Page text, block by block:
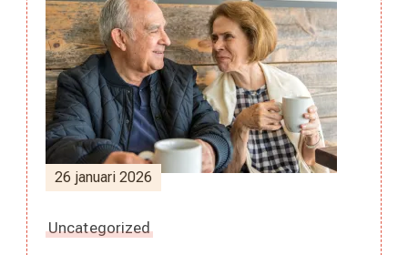
26 januari 2026
Uncategorized